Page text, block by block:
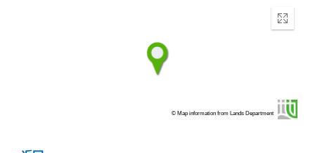
Enter
© Map information from Lands Department